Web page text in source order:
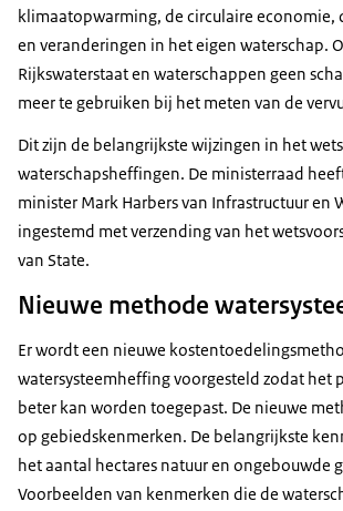
klimaatopwarming, de circulaire economie,
en veranderingen in het eigen waterschap.
Rijkswaterstaat en waterschappen geen
meer te gebruiken bij het meten van de
Dit zijn de belangrijkste wijzingen in het
waterschapsheffingen. De ministerraad
minister Mark Harbers van Infrastructuur en
ingestemd met verzending van het
van State.
Nieuwe methode
Er wordt een nieuwe
watersysteemheffing voorgesteld zodat het
beter kan worden toegepast. De nieuwe
op gebiedskenmerken. De belangrijkste
het aantal hectares natuur en ongebouwde
Voorbeelden van kenmerken die de